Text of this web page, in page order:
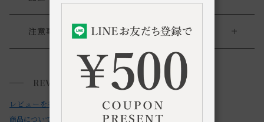
送料について
小型商品は、11,000円(税込)以上のお買い上げで
注意事項
・本品は陶器・釉薬にて生産しています。
・陶器への気泡や小さな異物の混入、製造・管理過程ででき
る微細な傷などが見られる場合がございます。
・直射日光を避けてご使用下さい。
REVIEWS
レビューを書く
商品についてのお問い合わせ